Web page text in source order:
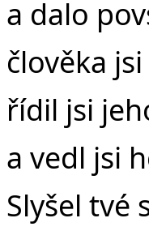
a dalo
člověka
řídil jsi
a vedl jsi
Slyšel tvé